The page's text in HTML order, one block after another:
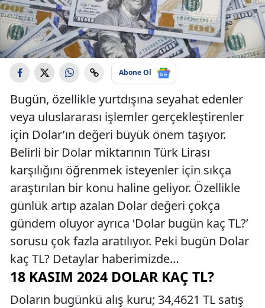
Abone Ol
Bugün, özellikle yurtdışına seyahat edenler
veya uluslararası işlemler gerçekleştirenler
için Dolar’ın değeri büyük önem taşıyor.
Belirli bir Dolar miktarının Türk Lirası
karşılığını öğrenmek isteyenler için sıkça
araştırılan bir konu haline geliyor. Özellikle
günlük artıp azalan Dolar değeri çokça
gündem oluyor ayrıca ‘Dolar bugün kaç TL?’
sorusu çok fazla aratılıyor. Peki bugün Dolar
kaç TL? Detaylar haberimizde…
18 KASIM 2024 DOLAR KAÇ TL?
Doların bugünkü alış kuru; 34,4621 TL satış